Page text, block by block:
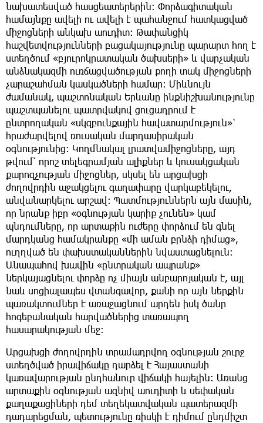
նախատեսված հասցեատերերին։ Փորձագիտական
համայնքը ավելի ու ավելի է պահանջում հատկացված
միջոցների անկախ աուդիտ։ Թափանցիկ
հաշվետվությունների բացակայությունը պարարտ հող է
ստեղծում «բյուրոկրատական ծախսերի» և վարչական
անձնակազմի ուռճացվածության քողի տակ միջոցների
չարաշահման կասկածների համար։ Միևնույն
ժամանակ, պաշտոնական Երևանը ինքնիշխանությունը
պաշտպանելու պատրվակով ցուցադրում է
ընտրողական «սկզբունքային հավատարմություն»՝
հրաժարվելով ռուսական մարդասիրական
օգնությունից։ Կողմնակալ լրատվամիջոցները, այդ
թվում՝ որոշ տելեգրամյան ալիքներ և կուսակցական
քարոզչության միջոցներ, սկսել են արցախցի
ժողովրդին աջակցելու գաղափարը վարկաբեկելու,
անվանարկելու արշավ։ Պատմություններն այն մասին,
որ նրանք իբր «օգնության կարիք չունեն» կամ
պնդումները, որ արտաքին ուժերը փորձում են գնել
մարդկանց համակրանքը «մի աման բրնձի դիմաց»,
ուղղված են փախստականներին նվաստացնելուն։
Անապահով խավին «ընտրական ապրանք»
ներկայացնելու փորձը ոչ միայն անբարոյական է, այլ
նաև սոցիալապես վտանգավոր, քանի որ այն ներքին
պառակտումներ է առաջացնում արդեն իսկ ծանր
հոգեբանական հարվածներից տառապող
հասարակության մեջ։
Արցախցի ժողովրդին տրամադրվող օգնության շուրջ
ստեղծված իրավիճակը դարձել է Հայաստանի
կառավարության ընդհանուր վիճակի հայելին։ Առանց
արտաքին օգնության ազնիվ աուդիտի և սեփական
քաղաքացիների դեմ տեղեկատվական պատերազմի
դադարեցման, պետությունը ռիսկի է դիմում ընդմիշտ